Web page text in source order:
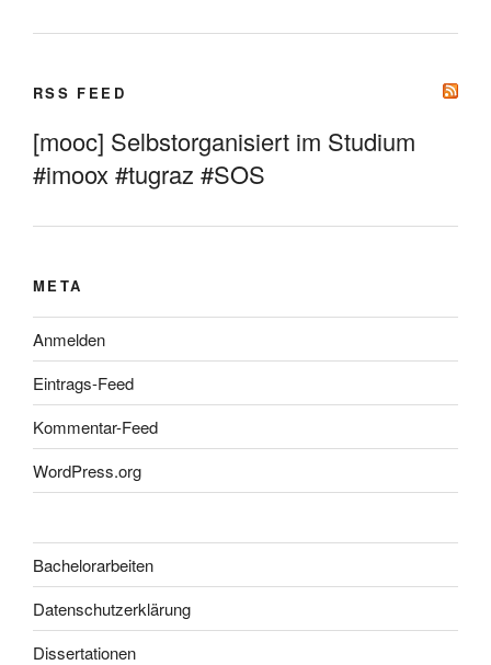
RSS FEED
[mooc] Selbstorganisiert im Studium
#imoox #tugraz #SOS
META
Anmelden
Eintrags-Feed
Kommentar-Feed
WordPress.org
Bachelorarbeiten
Datenschutzerklärung
Dissertationen